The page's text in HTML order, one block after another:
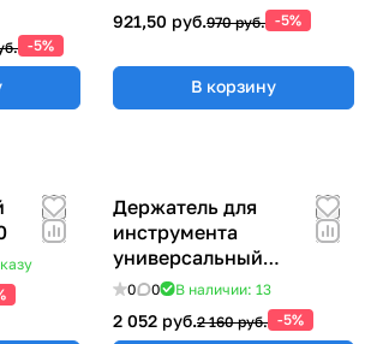
-5%
921,50 руб.970 руб. -5%
В корзину
Держатель для
инструмента
универсальный
57x383x185 мм ER-
0 0 В наличии: 13
2 052 руб.2 160 руб. -5%